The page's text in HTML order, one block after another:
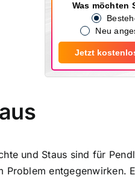
Was möchten
Neu
Jetzt
und Staus sind für